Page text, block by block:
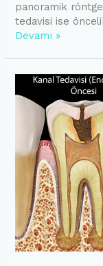
panoramik
tedavisi ise
Devital
Devamı »